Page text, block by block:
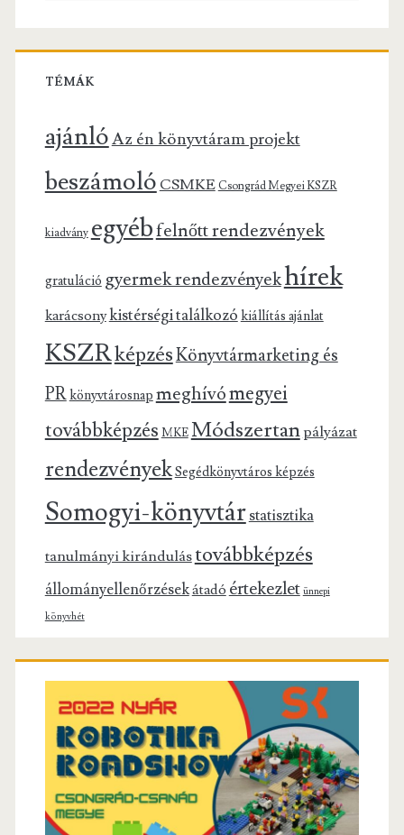
TÉMÁK
ajánlóAz én könyvtáram projekt
beszámolóCSMKE Csongrád Megyei KSZR
kiadvány egyébfelnőtt rendezvények
gratuláció gyermek rendezvényekhírek
karácsonykistérségi találkozó kiállítás ajánlat
KSZRképzésKönyvtármarketing és
PRkönyvtárosnap meghívómegyei
továbbképzés MKE Módszertanpályázat
rendezvényekSegédkönyvtáros képzés
Somogyi-könyvtárstatisztika
tanulmányi kirándulástovábbképzés
állományellenőrzésekátadóértekezlet ünnepi
könyvhét